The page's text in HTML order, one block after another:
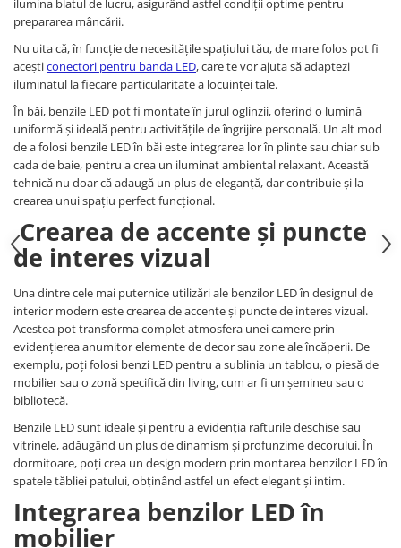
ilumina blatul de lucru, asigurând astfel condiții optime pentru
prepararea mâncării.
Nu uita că, în funcție de necesitățile spațiului tău, de mare folos pot fi
aceșticonectori pentru banda LED, care te vor ajuta să adaptezi
iluminatul la fiecare particularitate a locuinței tale.
În băi, benzile LED pot fi montate în jurul oglinzii, oferind o lumină
uniformă și ideală pentru activitățile de îngrijire personală. Un alt mod
de a folosi benzile LED în băi este integrarea lor în plinte sau chiar sub
cada de baie, pentru a crea un iluminat ambiental relaxant. Această
tehnică nu doar că adaugă un plus de eleganță, dar contribuie și la
crearea unui spațiu perfect funcțional.
Crearea de accente și puncte
de interes vizual
Una dintre cele mai puternice utilizări ale benzilor LED în designul de
interior modern este crearea de accente și puncte de interes vizual.
Acestea pot transforma complet atmosfera unei camere prin
evidențierea anumitor elemente de decor sau zone ale încăperii. De
exemplu, poți folosi benzi LED pentru a sublinia un tablou, o piesă de
mobilier sau o zonă specifică din living, cum ar fi un șemineu sau o
bibliotecă.
Benzile LED sunt ideale și pentru a evidenția rafturile deschise sau
vitrinele, adăugând un plus de dinamism și profunzime decorului. În
dormitoare, poți crea un design modern prin montarea benzilor LED în
spatele tăbliei patului, obținând astfel un efect elegant și intim.
Integrarea benzilor LED în
mobilier